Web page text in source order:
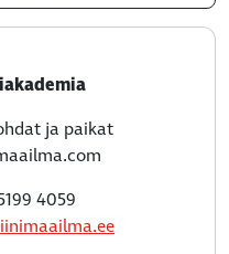
ja paikat
4059